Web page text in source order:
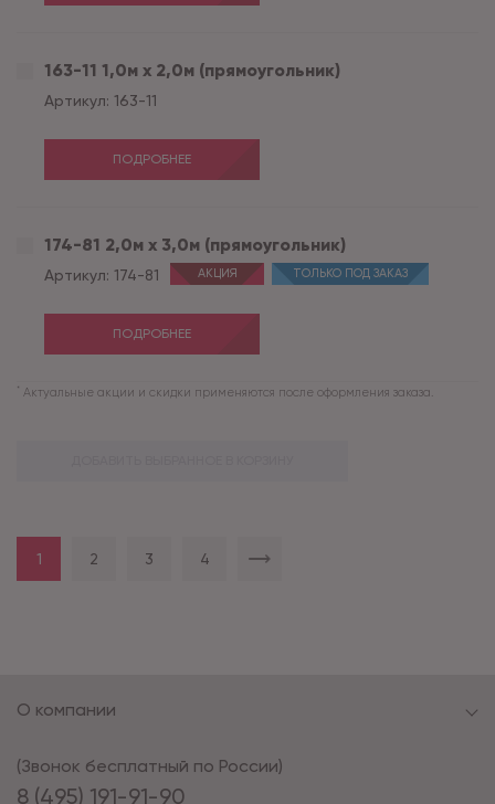
163-11 1,0м х 2,0м (прямоугольник)
Артикул: 163-11
ПОДРОБНЕЕ
174-81 2,0м х 3,0м (прямоугольник)
Артикул: 174-81 АКЦИЯ ТОЛЬКО ПОД ЗАКАЗ
ПОДРОБНЕЕ
* Актуальные акции и скидки применяются после оформления заказа.
1 2 3 4
8 (495) 191-91-90
(Звонок бесплатный по России)
О компании